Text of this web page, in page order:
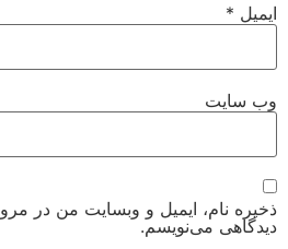
ایمیل*
وب‌ سایت
ذخیره نام، ایمیل و وبسایت من در
دیدگاهی می‌نویسم.